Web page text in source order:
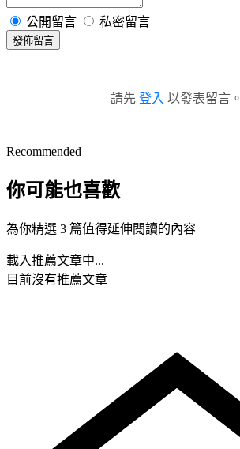
公開留言 私密留言
發佈留言
請先 登入 以發表留言。
Recommended
你可能也喜歡
為你精選 3 篇值得延伸閱讀的內容
載入推薦文章中...
目前沒有推薦文章